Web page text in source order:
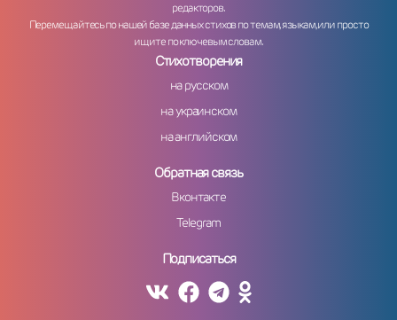
редакторов.
Перемещайтесь по нашей базе данных стихов по темам, языкам, или просто
ищите по ключевым словам.
Стихотворения
на русском
на украинском
на английском
Обратная связь
Вконтакте
Telegram
Подписаться